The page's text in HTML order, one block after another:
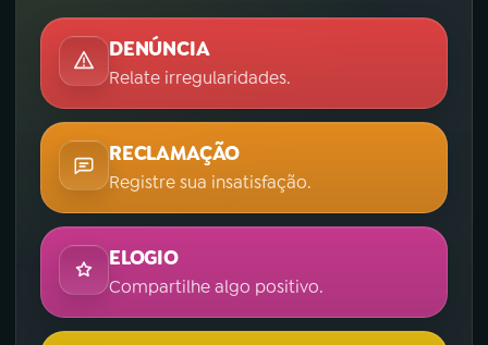
DENÚNCIA
Relate irregularidades.
RECLAMAÇÃO
Registre sua insatisfação.
ELOGIO
Compartilhe algo positivo.